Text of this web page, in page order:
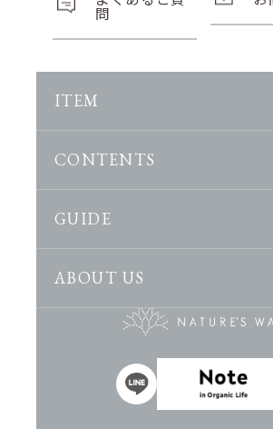
問
ITEM
CONTENTS
GUIDE
ABOUT US